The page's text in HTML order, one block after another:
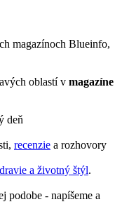
magazínoch Blueinfo,
oblastí v magazíne
deň
recenzie a rozhovory
a životný štýl.
podobe - napíšeme a